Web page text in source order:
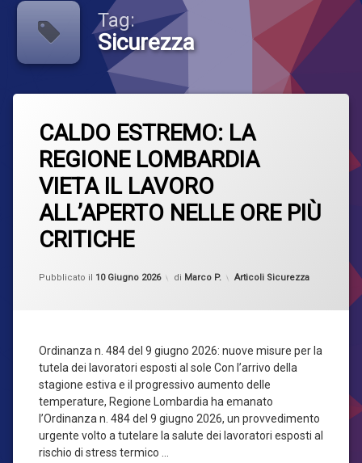
Formazione
Privacy
SOS CLIENTI
Tag:
Sicurezza
CALDO ESTREMO: LA
REGIONE LOMBARDIA
VIETA IL LAVORO
ALL’APERTO NELLE ORE PIÙ
CRITICHE
Pubblicato il 10 Giugno 2026
Aggiornato il 10 Giugno 2026
di Marco P. Categorie:
Articoli Sicurezza
Ordinanza n. 484 del 9 giugno 2026: nuove misure per la
tutela dei lavoratori esposti al sole Con l’arrivo della
stagione estiva e il progressivo aumento delle
temperature, Regione Lombardia ha emanato
l’Ordinanza n. 484 del 9 giugno 2026, un provvedimento
urgente volto a tutelare la salute dei lavoratori esposti al
rischio di stress termico …
Sicurezza
un
commento
su
CALDO
ESTREMO:
LA
REGIONE
VIETA